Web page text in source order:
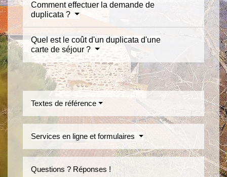
Comment effectuer la demande de
duplicata ?
Quel est le coût d'un duplicata d'une
carte de séjour ?
Textes de référence
Services en ligne et formulaires
Questions ? Réponses !